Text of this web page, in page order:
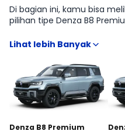
Di bagian ini, kamu bisa
pilihan tipe Denza B8
transmisi, dan budget
rangkum informasi penting
beli, mulai dari estimasi
detail kredit dan cicilan,
varian yang paling pas
Denza B8 Premium